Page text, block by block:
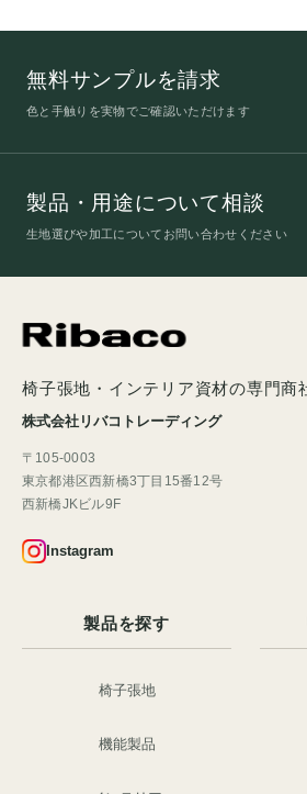
無料サンプルを請求
色と手触りを実物でご確認いただけます
製品・用途について相談
生地選びや加工についてお問い合わせください
椅子張地・インテリア資材の専門商
株式会社リバコトレーディング
〒105-0003
東京都港区西新橋3丁目15番12号
西新橋JKビル9F
Instagram
製品を探す
椅子張地
機能製品